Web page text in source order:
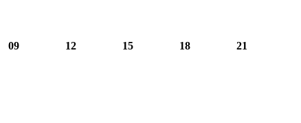
09 12 15 18 21